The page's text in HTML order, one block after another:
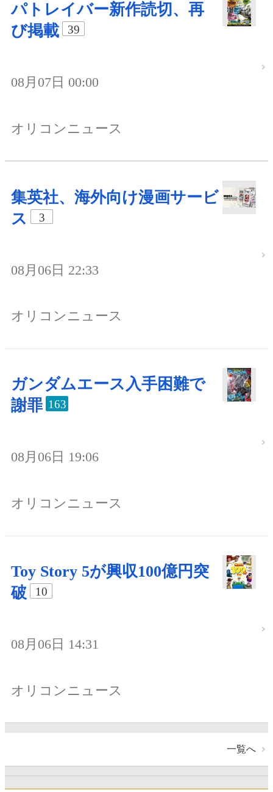
パトレイバー新作読切、再
び掲載
39
08月07日 00:00
オリコンニュース
集英社、海外向け漫画サービ
ス
3
08月06日 22:33
オリコンニュース
ガンダムエース入手困難で
謝罪 163
08月06日 19:06
オリコンニュース
Toy Story 5が興収100億円突
破
10
08月06日 14:31
オリコンニュース
一覧へ